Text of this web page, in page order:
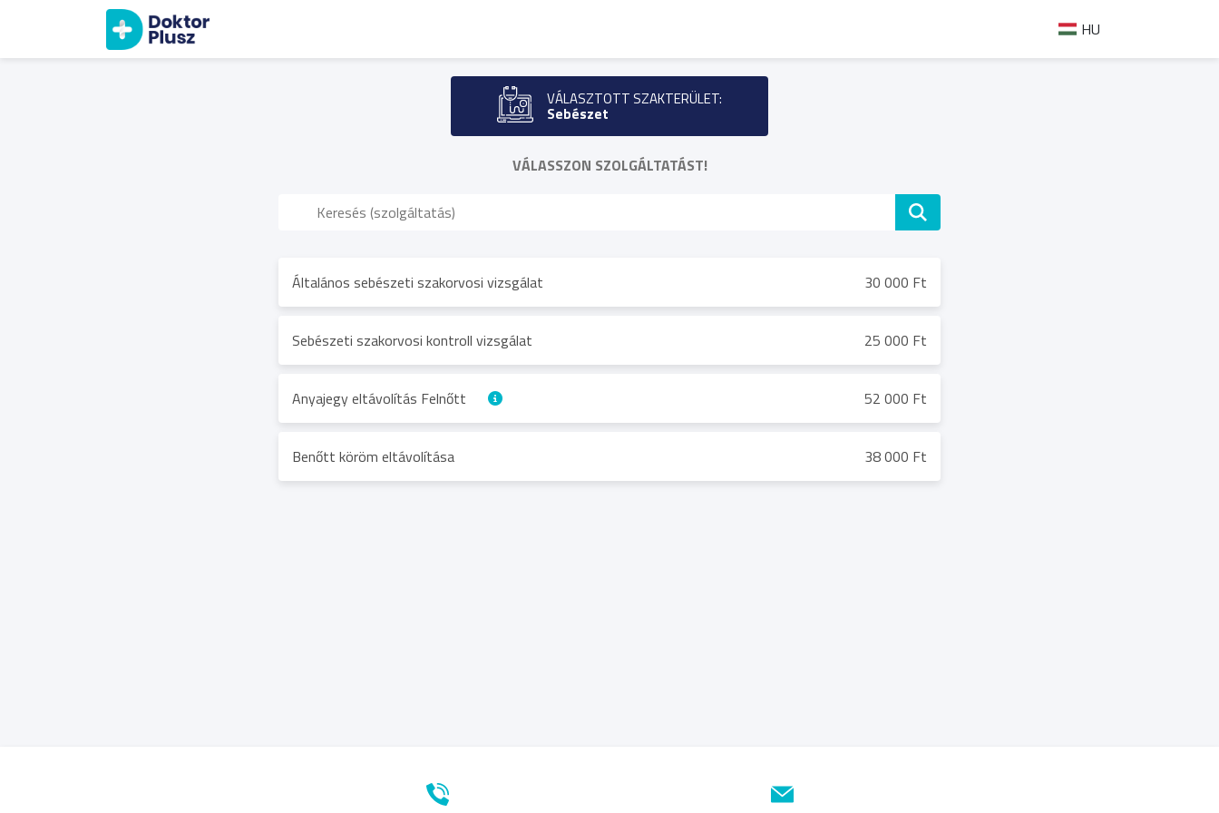
HU
VÁLASZTOTT SZAKTERÜLET:
Sebészet
VÁLASSZON SZOLGÁLTATÁST!
Általános sebészeti szakorvosi vizsgálat 30 000 Ft
Sebészeti szakorvosi kontroll vizsgálat 25 000 Ft
Anyajegy eltávolítás Felnőtt 52 000 Ft
Benőtt köröm eltávolítása 38 000 Ft